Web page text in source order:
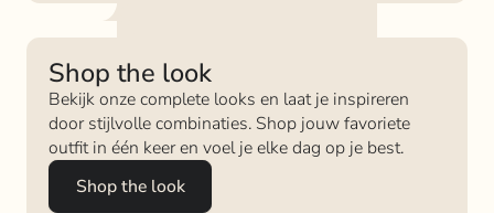
Shop the look
Bekijk onze complete looks en laat je inspireren
door stijlvolle combinaties. Shop jouw favoriete
outfit in één keer en voel je elke dag op je best.
Shop the look